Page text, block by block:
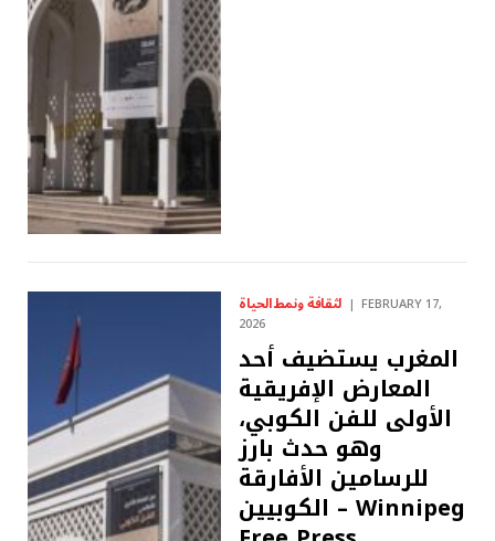
لثقافة ونمط الحياة FEBRUARY 17,
2026
المغرب يستضيف أحد
المعارض الإفريقية
الأولى للفن الكوبي،
وهو حدث بارز
للرسامين الأفارقة
الكوبيين – Winnipeg